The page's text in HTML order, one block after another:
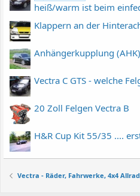
heiß/warm ist beim
Klappern an der
Anhängerkupplung
Vectra C GTS - welche
20 Zoll Felgen Vectra B
H&R Cup Kit 55/35 ....
Vectra - Räder, Fahrwerke, 4x4